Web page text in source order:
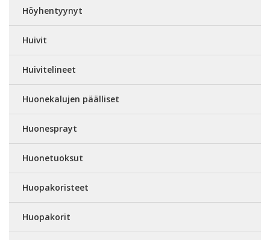
Höyhentyynyt
Huivit
Huivitelineet
Huonekalujen päälliset
Huonesprayt
Huonetuoksut
Huopakoristeet
Huopakorit